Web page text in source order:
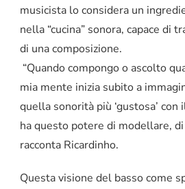
musicista lo considera un
nella “cucina” sonora, capace di
di una composizione.
“Quando compongo o ascolto
mia mente inizia subito a
quella sonorità più ‘gustosa’
ha questo potere di modellare,
racconta Ricardinho.
Questa visione del basso come